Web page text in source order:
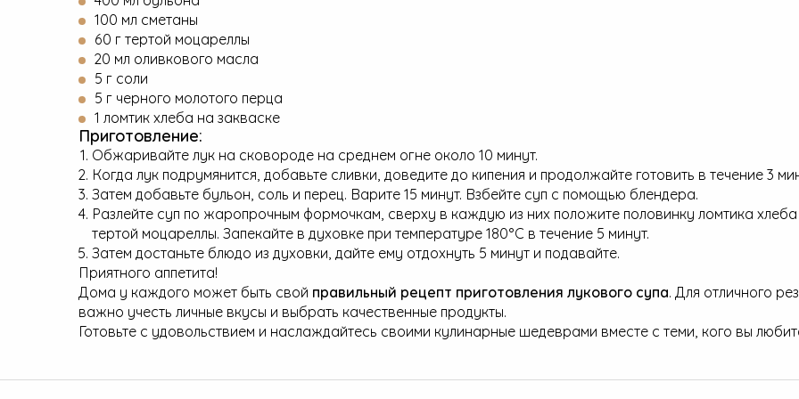
100 мл сметаны
60 г тертой моцареллы
20 мл оливкового масла
5 г соли
5 г черного молотого перца
1 ломтик хлеба на закваске
Приготовление:
Обжаривайте лук на сковороде на среднем огне около 10 минут.
Когда лук подрумянится, добавьте сливки, доведите до кипения и продолжайте готовить в течение 3
Затем добавьте бульон, соль и перец. Варите 15 минут. Взбейте суп с помощью блендера.
Разлейте суп по жаропрочным формочкам, сверху в каждую из них положите половинку ломтика хлеба
тертой моцареллы. Запекайте в духовке при температуре 180°C в течение 5 минут.
Затем достаньте блюдо из духовки, дайте ему отдохнуть 5 минут и подавайте.
Приятного аппетита!
Дома у каждого может быть свой правильный рецепт приготовления лукового супа. Для отличного
важно учесть личные вкусы и выбрать качественные продукты.
Готовьте с удовольствием и наслаждайтесь своими кулинарные шедеврами вместе с теми, кого вы